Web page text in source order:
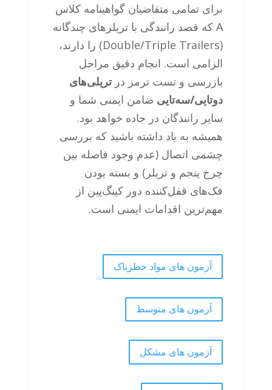
برای تمامی متقاضیان گواهینامه کلاس
A که قصد رانندگی با تریلرهای چندگانه
(Double/Triple Trailers) را دارند،
الزامی است. انجام دقیق مراحل
بازرسی و تست ترمز در تریلی‌های
دوتایی/سه‌تایی ضامن ایمنی شما و
سایر رانندگان در جاده خواهد بود.
همیشه به یاد داشته باشید که بررسی
چشمی اتصال (عدم وجود فاصله بین
چرخ پنجم و تریلر) و بسته بودن
فک‌های قفل‌کننده دور کینگ‌پین از
مهم‌ترین اقدامات ایمنی است.
آزمون های مواد خطرناک
آزمون های متوسط
آزمون های مشکل